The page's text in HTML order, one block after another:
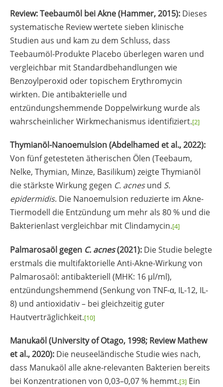
Review: Teebaumöl bei Akne (Hammer, 2015): Dieses
systematische Review wertete sieben klinische
Studien aus und kam zu dem Schluss, dass
Teebaumöl-Produkte Placebo überlegen waren und
vergleichbar mit Standardbehandlungen wie
Benzoylperoxid oder topischem Erythromycin
wirkten. Die antibakterielle und
entzündungshemmende Doppelwirkung wurde als
wahrscheinlicher Wirkmechanismus identifiziert.[2]
Thymianöl-Nanoemulsion (Abdelhamed et al., 2022):
Von fünf getesteten ätherischen Ölen (Teebaum,
Nelke, Thymian, Minze, Basilikum) zeigte Thymianöl
die stärkste Wirkung gegen C. acnesund S.
epidermidis. Die Nanoemulsion reduzierte im Akne-
Tiermodell die Entzündung um mehr als 80 % und die
Bakterienlast vergleichbar mit Clindamycin.[4]
Palmarosaöl gegen C. acnes(2021): Die Studie belegte
erstmals die multifaktorielle Anti-Akne-Wirkung von
Palmarosaöl: antibakteriell (MHK: 16 µl/ml),
entzündungshemmend (Senkung von TNF-α, IL-12, IL-
8) und antioxidativ – bei gleichzeitig guter
Hautverträglichkeit.[10]
Manukaöl (University of Otago, 1998; Review Mathew
et al., 2020): Die neuseeländische Studie wies nach,
dass Manukaöl alle akne-relevanten Bakterien bereits
bei Konzentrationen von 0,03–0,07 % hemmt.[3] Ein